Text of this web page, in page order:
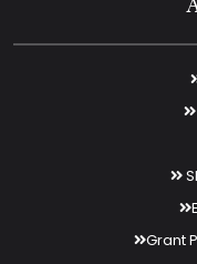
Grant